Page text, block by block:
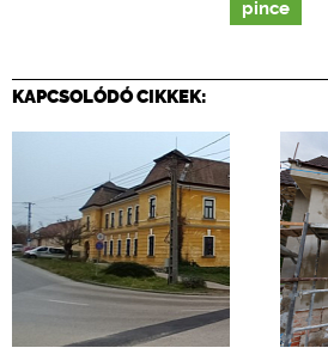
pince
KAPCSOLÓDÓ CIKKEK: